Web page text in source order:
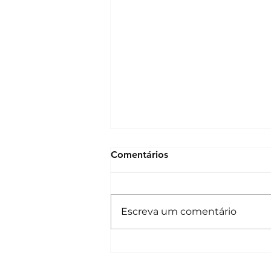
Comentários
Escreva um comentário